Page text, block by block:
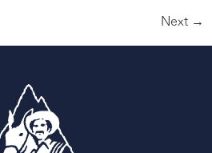
Next →